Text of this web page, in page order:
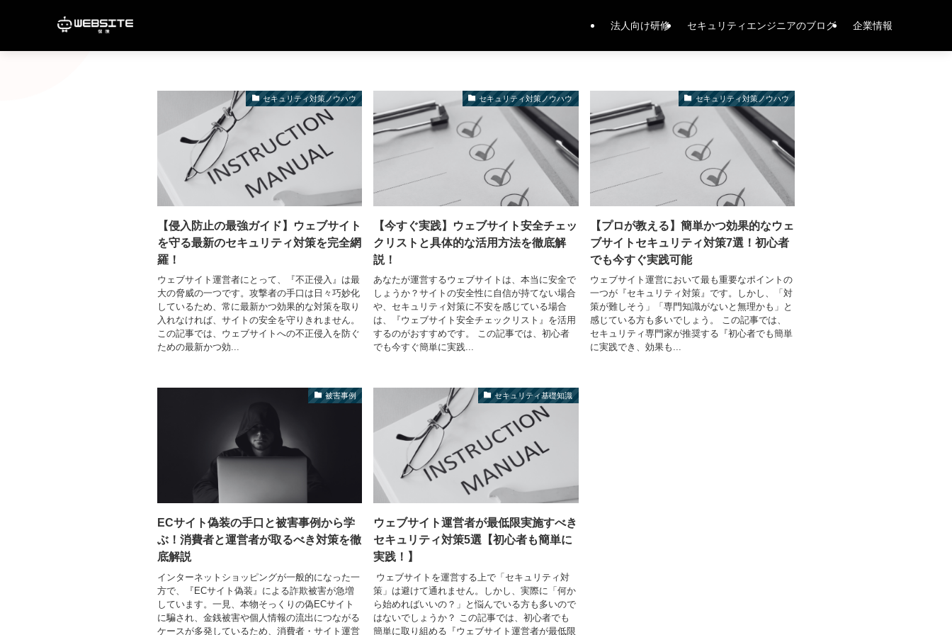
法人向け研修 セキュリティエンジニアのブログ 企業情報
セキュリティ対策ノウハウ
【侵入防止の最強ガイド】ウェブサイト
を守る最新のセキュリティ対策を完全網
羅！
ウェブサイト運営者にとって、『不正侵入』は最
大の脅威の一つです。攻撃者の手口は日々巧妙化
しているため、常に最新かつ効果的な対策を取り
入れなければ、サイトの安全を守りきれません。
この記事では、ウェブサイトへの不正侵入を防ぐ
ための最新かつ効...
セキュリティ対策ノウハウ
【今すぐ実践】ウェブサイト安全チェッ
クリストと具体的な活用方法を徹底解
説！
あなたが運営するウェブサイトは、本当に安全で
しょうか？サイトの安全性に自信が持てない場合
や、セキュリティ対策に不安を感じている場合
は、『ウェブサイト安全チェックリスト』を活用
するのがおすすめです。 この記事では、初心者
でも今すぐ簡単に実践...
セキュリティ対策ノウハウ
【プロが教える】簡単かつ効果的なウェ
ブサイトセキュリティ対策7選！初心者
でも今すぐ実践可能
ウェブサイト運営において最も重要なポイントの
一つが『セキュリティ対策』です。しかし、「対
策が難しそう」「専門知識がないと無理かも」と
感じている方も多いでしょう。 この記事では、
セキュリティ専門家が推奨する『初心者でも簡単
に実践でき、効果も...
被害事例
ECサイト偽装の手口と被害事例から学
ぶ！消費者と運営者が取るべき対策を徹
底解説
インターネットショッピングが一般的になった一
方で、『ECサイト偽装』による詐欺被害が急増
しています。一見、本物そっくりの偽ECサイト
に騙され、金銭被害や個人情報の流出につながる
ケースが多発しているため、消費者・サイト運営
セキュリティ基礎知識
ウェブサイト運営者が最低限実施すべき
セキュリティ対策5選【初心者も簡単に
実践！】
​ ウェブサイトを運営する上で「セキュリティ対
策」は避けて通れません。しかし、実際に「何か
ら始めればいいの？」と悩んでいる方も多いので
はないでしょうか？ この記事では、初心者でも
簡単に取り組める『ウェブサイト運営者が最低限